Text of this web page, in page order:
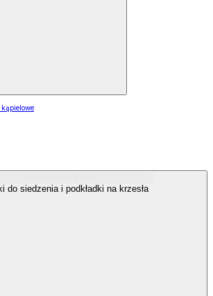
do siedzenia i podkładki na krzesła